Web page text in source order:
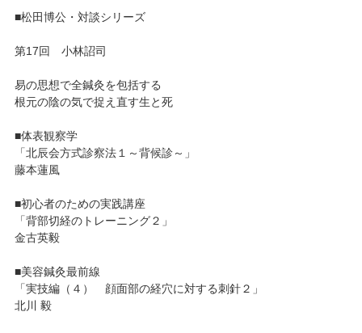
■松田博公・対談シリーズ
第17回 小林詔司
易の思想で全鍼灸を包括する
根元の陰の気で捉え直す生と死
■体表観察学
「北辰会方式診察法１～背候診～」
藤本蓮風
■初心者のための実践講座
「背部切経のトレーニング２」
金古英毅
■美容鍼灸最前線
「実技編（４） 顔面部の経穴に対する刺針２」
北川 毅